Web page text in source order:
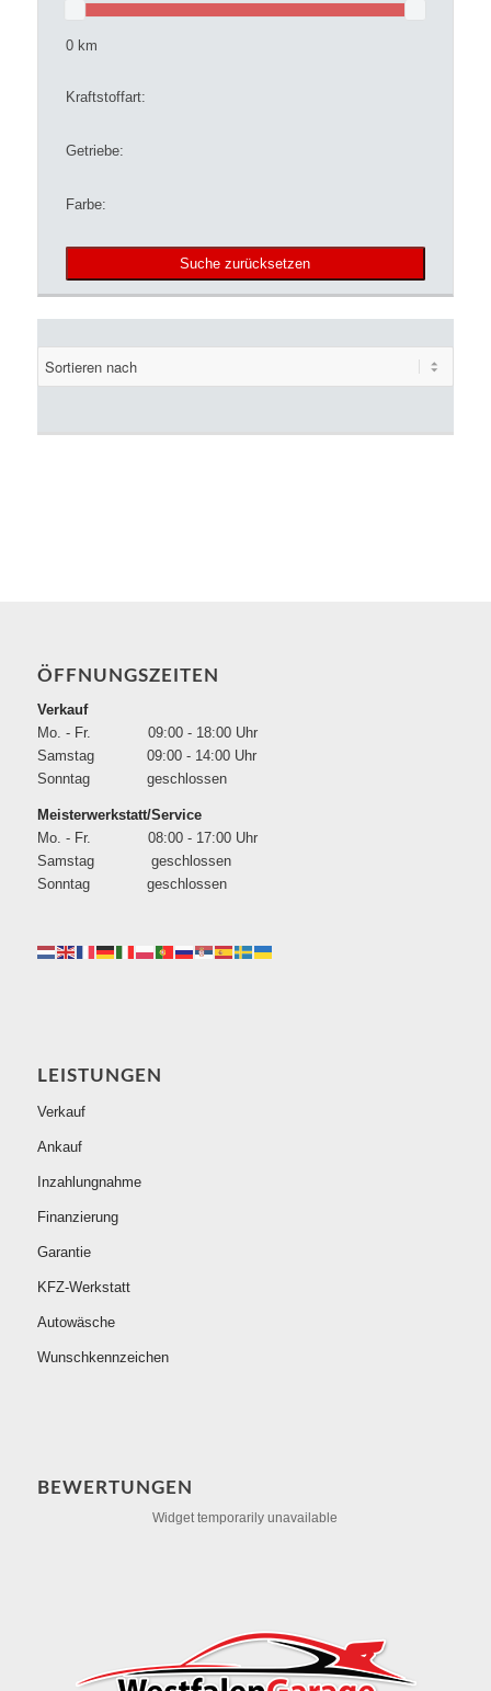
0 km
Kraftstoffart:
Getriebe:
Farbe:
Suche zurücksetzen
ÖFFNUNGSZEITEN
Verkauf
Mo. - Fr. 09:00 - 18:00 Uhr
Samstag 09:00 - 14:00 Uhr
Sonntag geschlossen
Meisterwerkstatt/Service
Mo. - Fr. 08:00 - 17:00 Uhr
Samstag geschlossen
Sonntag geschlossen
LEISTUNGEN
Verkauf
Ankauf
Inzahlungnahme
Finanzierung
Garantie
KFZ-Werkstatt
Autowäsche
Wunschkennzeichen
BEWERTUNGEN
Widget temporarily unavailable